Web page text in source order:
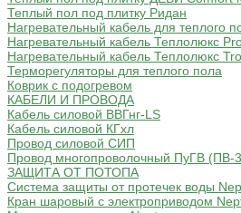
Теплый пол под плитку Ридан
Нагревательный кабель для теплого
Нагревательный кабель Теплолюкс
Нагревательный кабель Теплолюкс
Терморегуляторы для теплого пола
Коврик с подогревом
КАБЕЛИ И ПРОВОДА
Кабель силовой ВВГнг-LS
Кабель силовой КГхл
Провод силовой СИП
Провод многопроволочный ПуГВ (ПВ-
ЗАЩИТА ОТ ПОТОПА
Система защиты от протечек воды
Кран шаровый с электроприводом